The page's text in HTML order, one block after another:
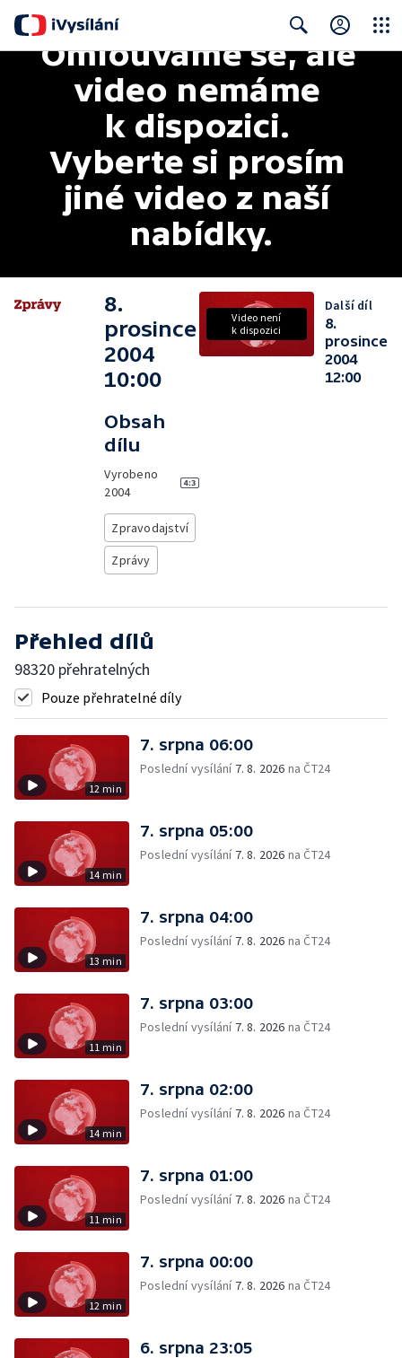
Search
Omlouváme se, ale
video nemáme
k dispozici.
Vyberte si prosím
jiné video z naší
nabídky.
8.
prosince
2004
10:00
Obsah
dílu
Vyrobeno
2004
Zpravodajství
Zprávy
Video není
k dispozici
Další díl
8.
prosince
2004
12:00
Přehled dílů
98320 přehratelných
Pouze přehratelné díly
12 min
7. srpna 06:00
Poslední vysílání 7. 8. 2026 na ČT24
14 min
7. srpna 05:00
Poslední vysílání 7. 8. 2026 na ČT24
13 min
7. srpna 04:00
Poslední vysílání 7. 8. 2026 na ČT24
11 min
7. srpna 03:00
Poslední vysílání 7. 8. 2026 na ČT24
14 min
7. srpna 02:00
Poslední vysílání 7. 8. 2026 na ČT24
11 min
7. srpna 01:00
Poslední vysílání 7. 8. 2026 na ČT24
12 min
7. srpna 00:00
Poslední vysílání 7. 8. 2026 na ČT24
6. srpna 23:05